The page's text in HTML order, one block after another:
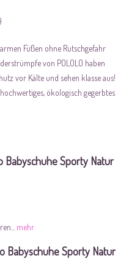
Füßen ohne Rutschgefahr
von POLOLO haben
vor Kälte und sehen klasse aus!
ökologisch gegerbtes
Babyschuhe Sporty Natur
mehr
Babyschuhe Sporty Natur